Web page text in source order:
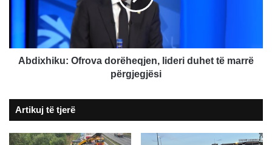
përgjegjësi
Abdixhiku: Ofrova dorëheqjen, lideri duhet të marrë
përgjegjësi
Artikuj të tjerë